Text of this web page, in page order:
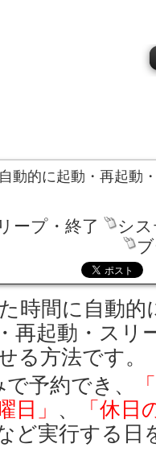
動的に起動・再起動
ープ・終了
シ
時間に自動的
再起動・スリ
る方法です。
予約でき、
日」 、
「休日
ど実行する日